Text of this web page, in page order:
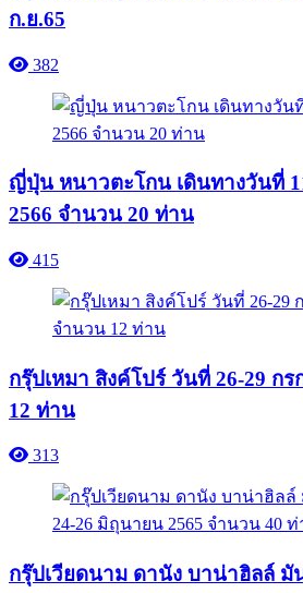
ก.ย.65
382
ญี่ปุ่น หนาวตะโกน เดินทางวันที่
2566 จำนวน 20 ท่าน
415
กรุ๊ปเหมา สิงค์โปร์ วันที่ 26-29 ก
12 ท่าน
313
กรุ๊ปเวียดนาม ดานัง บาน่าฮิลล์